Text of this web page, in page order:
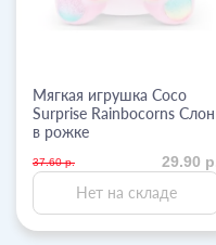
Мягкая игрушка Coco
Surprise Rainbocorns Слон
в рожке
37.60 р. 29.90
Нет на складе